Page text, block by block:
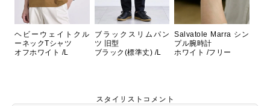
ヘビーウェイトクル
ーネックTシャツ
オフホワイト /L
ブラックスリムパン
ツ 旧型
ブラック(標準丈) /L
Salvatole Marra シン
プル腕時計
ホワイト /フリー
スタイリストコメント